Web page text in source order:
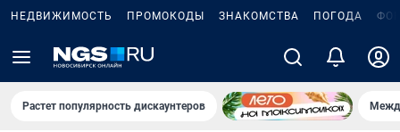
НЕДВИЖИМОСТЬ ПРОМОКОДЫ ЗНАКОМСТВА ПОГОДА
Растет популярность дискаунтеров